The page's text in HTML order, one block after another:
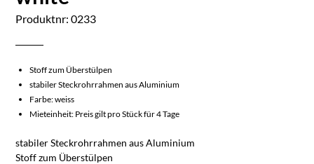
Produktnr: 0233
Stoff zum Überstülpen
stabiler Steckrohrrahmen aus Aluminium
Farbe: weiss
Mieteinheit: Preis gilt pro Stück für 4 Tage
stabiler Steckrohrrahmen aus Aluminium
Stoff zum Überstülpen